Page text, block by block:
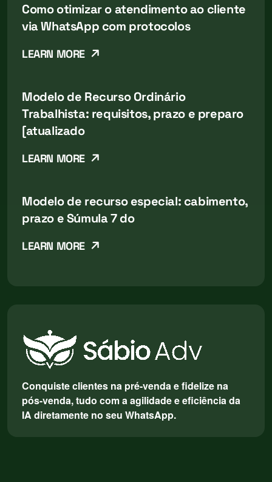
Como otimizar o atendimento ao cliente
via WhatsApp com protocolos
LEARN MORE
Modelo de Recurso Ordinário
Trabalhista: requisitos, prazo e preparo
[atualizado
LEARN MORE
Modelo de recurso especial: cabimento,
prazo e Súmula 7 do
LEARN MORE
Conquiste clientes na pré-venda e fidelize na
pós-venda, tudo com a agilidade e eficiência da
IA diretamente no seu WhatsApp.